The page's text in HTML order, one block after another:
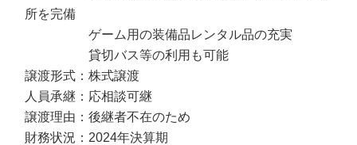
所を完備
ゲーム用の装備品レンタル品の充実
貸切バス等の利用も可能
譲渡形式：株式譲渡
人員承継：応相談可継
譲渡理由：後継者不在のため
財務状況：2024年決算期